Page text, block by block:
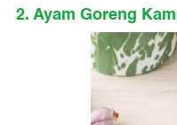
2. Ayam Goreng